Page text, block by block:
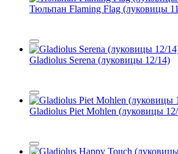
Тюльпан Flaming Flag (луковицы
Gladiolus Serena (луковицы 12/14)
Gladiolus Piet Mohlen (луковицы